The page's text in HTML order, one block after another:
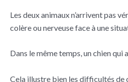
Les deux animaux n’arrivent pas
colère ou nerveuse face à une
Dans le même temps, un chien
Cela illustre bien les difficultés de